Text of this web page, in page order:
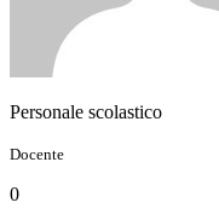
Personale scolastico
Docente
0